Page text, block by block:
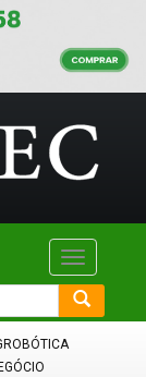
Toggle